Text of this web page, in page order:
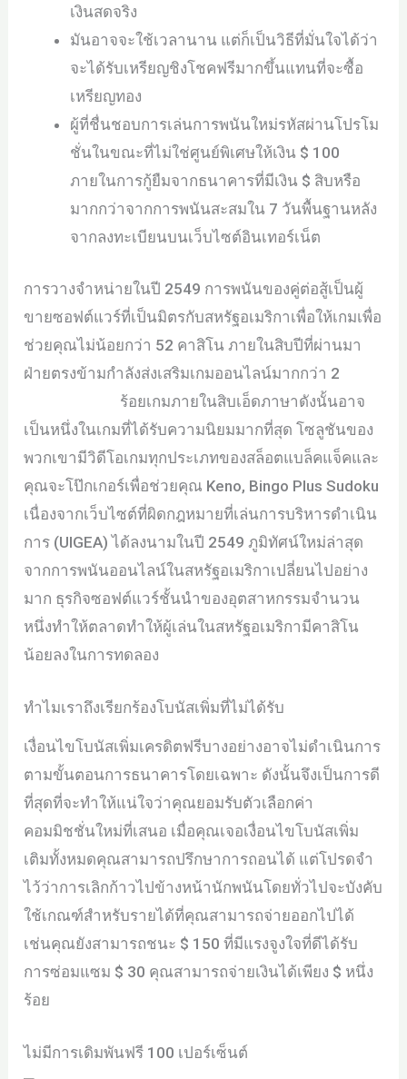
เงินสดจริง
มันอาจจะใช้เวลานาน แต่ก็เป็นวิธีที่มั่นใจได้ว่า
จะได้รับเหรียญชิงโชคฟรีมากขึ้นแทนที่จะซื้อ
เหรียญทอง
ผู้ที่ชื่นชอบการเล่นการพนันใหม่รหัสผ่านโปรโม
ชั่นในขณะที่ไม่ใช่ศูนย์พิเศษให้เงิน $ 100
ภายในการกู้ยืมจากธนาคารที่มีเงิน $ สิบหรือ
มากกว่าจากการพนันสะสมใน 7 วันพื้นฐานหลัง
จากลงทะเบียนบนเว็บไซต์อินเทอร์เน็ต
การวางจำหน่ายในปี 2549 การพนันของคู่ต่อสู้เป็นผู้
ขายซอฟต์แวร์ที่เป็นมิตรกับสหรัฐอเมริกาเพื่อให้เกมเพื่อ
ช่วยคุณไม่น้อยกว่า 52 คาสิโน ภายในสิบปีที่ผ่านมา
ฝ่ายตรงข้ามกำลังส่งเสริมเกมออนไลน์มากกว่า 2
ร้อยเกมภายในสิบเอ็ดภาษาดังนั้นอาจ
เป็นหนึ่งในเกมที่ได้รับความนิยมมากที่สุด โซลูชันของ
พวกเขามีวิดีโอเกมทุกประเภทของสล็อตแบล็คแจ็คและ
คุณจะโป๊กเกอร์เพื่อช่วยคุณ Keno, Bingo Plus Sudoku
เนื่องจากเว็บไซต์ที่ผิดกฎหมายที่เล่นการบริหารดำเนิน
การ (UIGEA) ได้ลงนามในปี 2549 ภูมิทัศน์ใหม่ล่าสุด
จากการพนันออนไลน์ในสหรัฐอเมริกาเปลี่ยนไปอย่าง
มาก ธุรกิจซอฟต์แวร์ชั้นนำของอุตสาหกรรมจำนวน
หนึ่งทำให้ตลาดทำให้ผู้เล่นในสหรัฐอเมริกามีคาสิโน
น้อยลงในการทดลอง
ทำไมเราถึงเรียกร้องโบนัสเพิ่มที่ไม่ได้รับ
เงื่อนไขโบนัสเพิ่มเครดิตฟรีบางอย่างอาจไม่ดำเนินการ
ตามขั้นตอนการธนาคารโดยเฉพาะ ดังนั้นจึงเป็นการดี
ที่สุดที่จะทำให้แน่ใจว่าคุณยอมรับตัวเลือกค่า
คอมมิชชั่นใหม่ที่เสนอ เมื่อคุณเจอเงื่อนไขโบนัสเพิ่ม
เติมทั้งหมดคุณสามารถปรึกษาการถอนได้ แต่โปรดจำ
ไว้ว่าการเลิกก้าวไปข้างหน้านักพนันโดยทั่วไปจะบังคับ
ใช้เกณฑ์สำหรับรายได้ที่คุณสามารถจ่ายออกไปได้
เช่นคุณยังสามารถชนะ $ 150 ที่มีแรงจูงใจที่ดีได้รับ
การซ่อมแซม $ 30 คุณสามารถจ่ายเงินได้เพียง $ หนึ่ง
ร้อย
ไม่มีการเดิมพันฟรี 100 เปอร์เซ็นต์